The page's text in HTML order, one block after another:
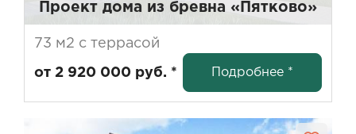
Проект дома из бревна «Пятково»
73 м2 с террасой
от 2 920 000 руб. * Подробнее *